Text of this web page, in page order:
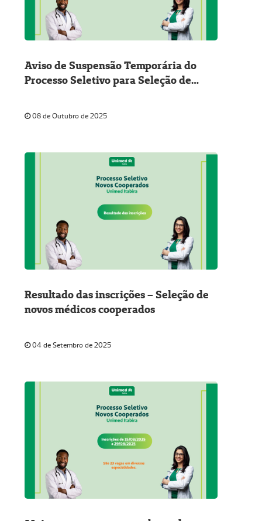
Aviso de Suspensão Temporária do
Processo Seletivo para Seleção de
08 de Outubro de 2025
Resultado das inscrições – Seleção de
novos médicos cooperados
04 de Setembro de 2025